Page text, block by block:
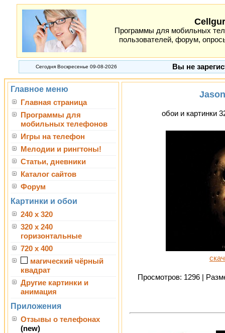
Программы для мобильных
пользователей, форум,
Сегодня Воскресенье 09-08-2026 Вы не
Главное меню
Главная страница
Программы для
мобильных телефонов
Игры на телефон
Мелодии и рингтоны!
Статьи, дневники
Каталог сайтов
Форум
Картинки и обои
240 x 320
320 x 240
горизонтальные
720 x 400
магический чёрный
квадрат
Другие картинки и
анимация
Приложения
Отзывы о телефонах
(new)
обои и картинки
Просмотров: 1296 |